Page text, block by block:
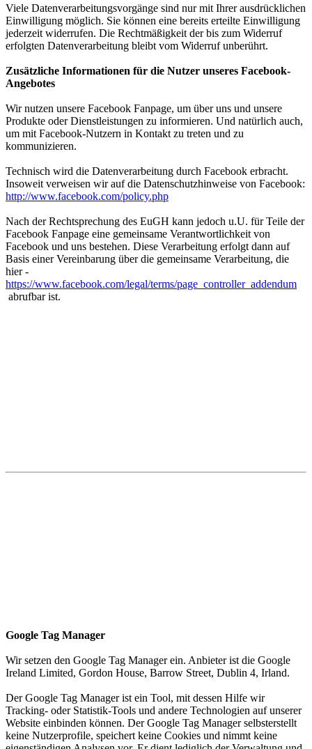
Viele Datenverarbeitungsvorgänge sind nur mit Ihrer ausdrücklichen
Einwilligung möglich. Sie können eine bereits erteilte Einwilligung
jederzeit widerrufen. Die Rechtmäßigkeit der bis zum Widerruf
erfolgten Datenverarbeitung bleibt vom Widerruf unberührt.
Zusätzliche Informationen für die Nutzer unseres Facebook-
Angebotes
Wir nutzen unsere Facebook Fanpage, um über uns und unsere
Produkte oder Dienstleistungen zu informieren. Und natürlich auch,
um mit Facebook-Nutzern in Kontakt zu treten und zu
kommunizieren.
Technisch wird die Datenverarbeitung durch Facebook erbracht.
Insoweit verweisen wir auf die Datenschutzhinweise von Facebook:
http://www.facebook.com/policy.php
Nach der Rechtsprechung des EuGH kann jedoch u.U. für Teile der
Facebook Fanpage eine gemeinsame Verantwortlichkeit von
Facebook und uns bestehen. Diese Verarbeitung erfolgt dann auf
Basis einer Vereinbarung über die gemeinsame Verarbeitung, die
hier -
https://www.facebook.com/legal/terms/page_controller_addendum
abrufbar ist.
Google Tag Manager
Wir setzen den Google Tag Manager ein. Anbieter ist die Google
Ireland Limited, Gordon House, Barrow Street, Dublin 4, Irland.
Der Google Tag Manager ist ein Tool, mit dessen Hilfe wir
Tracking- oder Statistik-Tools und andere Technologien auf unserer
Website einbinden können. Der Google Tag Manager selbsterstellt
keine Nutzerprofile, speichert keine Cookies und nimmt keine